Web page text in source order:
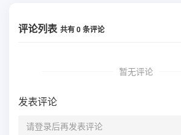
评论列表 共有0条评论
暂无评论
发表评论